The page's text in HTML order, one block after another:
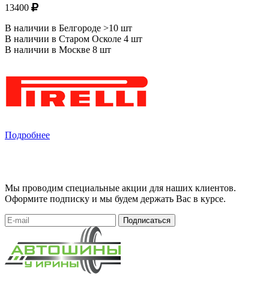
13400
В наличии в Белгороде >10 шт
В наличии в Старом Осколе 4 шт
В наличии в Москве 8 шт
Подробнее
Мы проводим специальные акции для наших клиентов.
Оформите подписку и мы будем держать Вас в курсе.
Подписаться